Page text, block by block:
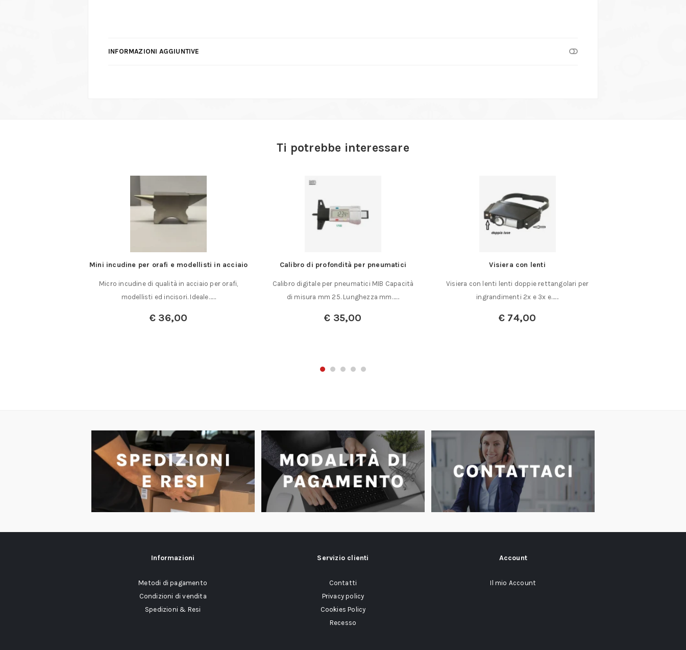
INFORMAZIONI AGGIUNTIVE
Ti potrebbe interessare
Mini incudine per orafi e modellisti in acciaio
Micro incudine di qualità in acciaio per orafi,
modellisti ed incisori. Ideale……
€ 36,00
Calibro di profondità per pneumatici
Calibro digitale per pneumatici MIB Capacità
di misura mm 25. Lunghezza mm……
€ 35,00
Visiera con lenti
Visiera con lenti lenti doppie rettangolari per
ingrandimenti 2x e 3x e……
€ 74,00
Informazioni
Metodi di pagamento
Condizioni di vendita
Spedizioni & Resi
Servizio clienti
Contatti
Privacy policy
Cookies Policy
Recesso
Account
Il mio Account